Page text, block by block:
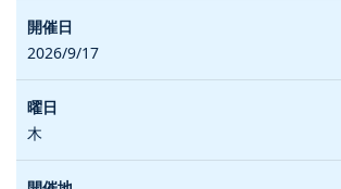
2026/9/17
木